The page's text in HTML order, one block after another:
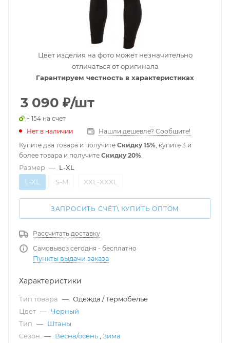
Цвет изделия на фото может незначительно
отличаться от оригинала
Гарантируем честность в характеристиках
3 090 ₽/шт
+ 154 на счет
Нет в наличии
Нашли дешевле? Сообщите!
Купите два товара и получите Скидку 15%, купите 3 и
более товара и получите Скидку 20%.
Размер — L-XL
L-XL
S-M XXL-XXXL
ЗАПРОСИТЬ СЧЁТ\ КУПИТЬ ОПТОМ
Рассчитать доставку
Самовывоз сегодня - бесплатно
Пункты выдачи заказа
Характеристики
Тип товара — Одежда / Термобелье
Цвет — Черный
Тип — Штаны
Сезон — Весна/осень Зима